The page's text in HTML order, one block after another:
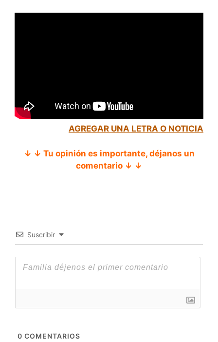
AGREGAR UNA LETRA O NOTICIA
↓ ↓ Tu opinión es importante, déjanos un
comentario ↓ ↓
Suscribir
0 COMENTARIOS